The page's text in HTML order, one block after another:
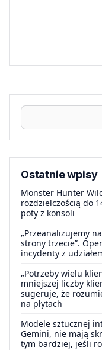
Ostatnie wpisy
Monster Hunter
rozdzielczością do
poty z konsoli
„Przeanalizujemy
strony trzecie”.
incydenty z
„Potrzeby wielu
mniejszej liczby
sugeruje, że
na płytach
Modele sztucznej
Gemini, nie mają
tym bardziej, jeśli